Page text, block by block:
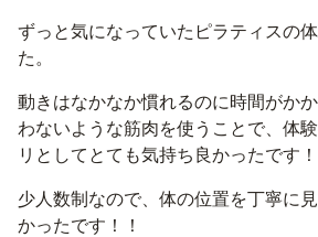
ずっと気になっていたピラティスの
た。
動きはなかなか慣れるのに時間がか
わないような筋肉を使うことで、体
リとしてとても気持ち良かったです！
少人数制なので、体の位置を丁寧に
かったです！！